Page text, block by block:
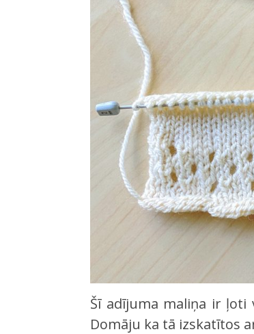
Šī adījuma maliņa ir ļoti
Domāju ka tā izskatītos